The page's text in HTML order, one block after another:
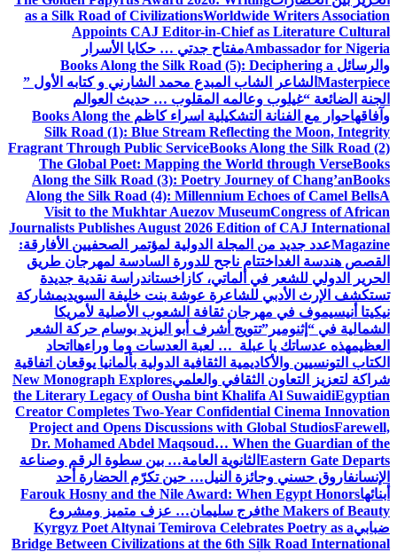
as a Silk Road of CivilizationsWorldwide Writers Association
Appoints CAJ Editor-in-Chief as Literature Cultural
Ambassador for Nigeriaمفتاح جدتي … حكايا الأسرار
والرسائل Books Along the Silk Road (5): Deciphering a
Masterpiece الشاعر الشاب المبدع محمد الشارني و كتابه الأول ”
الجنة الضائعة “غيلوب وعالمه المقلوب … حديث العوالم
وآفاقهاحوار مع الفنانة التشكيلية اسراء كاظم Books Along the
Silk Road (1): Blue Stream Reflecting the Moon, Integrity
Fragrant Through Public ServiceBooks Along the Silk Road (2)
The Global Poet: Mapping the World through VerseBooks
Along the Silk Road (3): Poetry Journey of Chang’anBooks
Along the Silk Road (4): Millennium Echoes of Camel BellsA
Visit to the Mukhtar Auezov MuseumCongress of African
Journalists Publishes August 2026 Edition of CAJ International
Magazineعدد جديد من المجلة الدولية لمؤتمر الصحفيين الأفارقة:
القصص هندسة الغد اختتام ناجح للدورة السادسة لمهرجان طريق
الحرير الدولي للشعر في ألماتي، كازاخستاندراسة نقدية جديدة
تستكشف الإرث الأدبي للشاعرة عوشة بنت خليفة السويديمشاركة
نيكيتا أنيسيموف في مهرجان ثقافة الشعوب الأصلية لأمريكا
الشمالية في “إثنومير”تتويج أشرف أبو اليزيد بوسام حركة الشعر
العظيمهذه عدساتك يا عبلة … لعبة العدسات وما وراءها اتحاد
الكتاب التونسيين والأكاديمية الثقافية الدولية بألمانيا يوقعان اتفاقية
شراكة لتعزيز التعاون الثقافي والعلميNew Monograph Explores
the Literary Legacy of Ousha bint Khalifa Al SuwaidiEgyptian
Creator Completes Two-Year Confidential Cinema Innovation
Project and Opens Discussions with Global StudiosFarewell,
Dr. Mohamed Abdel Maqsoud… When the Guardian of the
Eastern Gate Departs الثانوية العامة… بين سطوة الرقم وصناعة
الإنسانفاروق حسني وجائزة النيل… حين تكرّم الحضارة أحد
أبنائهاFarouk Hosny and the Nile Award: When Egypt Honors
the Makers of Beautyفرج سليمان… عزف متميز ومشروع
ضبابيKyrgyz Poet Altynai Temirova Celebrates Poetry as a
Bridge Between Civilizations at the 6th Silk Road International